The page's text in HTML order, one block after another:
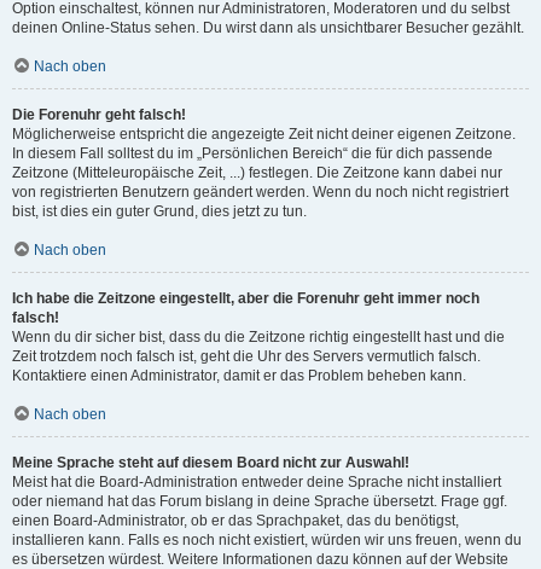
Option einschaltest, können nur Administratoren, Moderatoren und du selbst
deinen Online-Status sehen. Du wirst dann als unsichtbarer Besucher gezählt.
Nach oben
Die Forenuhr geht falsch!
Möglicherweise entspricht die angezeigte Zeit nicht deiner eigenen Zeitzone.
In diesem Fall solltest du im „Persönlichen Bereich“ die für dich passende
Zeitzone (Mitteleuropäische Zeit, ...) festlegen. Die Zeitzone kann dabei nur
von registrierten Benutzern geändert werden. Wenn du noch nicht registriert
bist, ist dies ein guter Grund, dies jetzt zu tun.
Nach oben
Ich habe die Zeitzone eingestellt, aber die Forenuhr geht immer noch
falsch!
Wenn du dir sicher bist, dass du die Zeitzone richtig eingestellt hast und die
Zeit trotzdem noch falsch ist, geht die Uhr des Servers vermutlich falsch.
Kontaktiere einen Administrator, damit er das Problem beheben kann.
Nach oben
Meine Sprache steht auf diesem Board nicht zur Auswahl!
Meist hat die Board-Administration entweder deine Sprache nicht installiert
oder niemand hat das Forum bislang in deine Sprache übersetzt. Frage ggf.
einen Board-Administrator, ob er das Sprachpaket, das du benötigst,
installieren kann. Falls es noch nicht existiert, würden wir uns freuen, wenn du
es übersetzen würdest. Weitere Informationen dazu können auf der Website